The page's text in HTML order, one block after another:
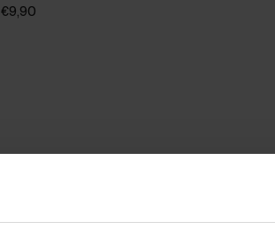
€9,90